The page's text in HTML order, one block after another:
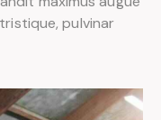
pulvinar